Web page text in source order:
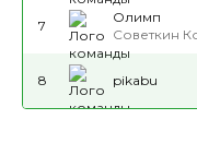
7
Олимп
Советкин
8 pikabu